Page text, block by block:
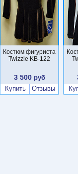
Костюм фигуриста
Twizzle KB-122
3 500руб
Купить
Отзывы